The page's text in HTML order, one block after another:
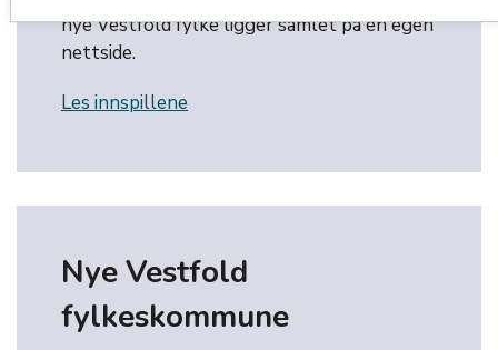
nye Vestfold fylke ligger samlet på en egen
nettside.
Les innspillene
Nye Vestfold
fylkeskommune